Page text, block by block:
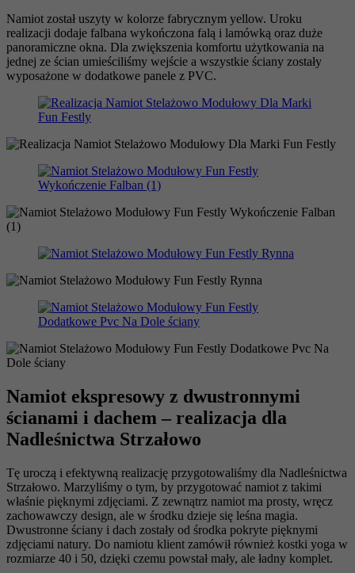
Namiot został uszyty w kolorze fabrycznym yellow. Uroku
realizacji dodaje falbana wykończona falą i lamówką oraz duże
panoramiczne okna. Dla zwiększenia komfortu użytkowania na
jednej ze ścian umieściliśmy wejście a wszystkie ściany zostały
wyposażone w dodatkowe panele z PVC.
Namiot ekspresowy z dwustronnymi
ścianami i dachem – realizacja dla
Nadleśnictwa Strzałowo
Tę uroczą i efektywną realizację przygotowaliśmy dla Nadleśnictwa
Strzałowo. Marzyliśmy o tym, by przygotować namiot z takimi
właśnie pięknymi zdjęciami. Z zewnątrz namiot ma prosty, wręcz
zachowawczy design, ale w środku dzieje się leśna magia.
Dwustronne ściany i dach zostały od środka pokryte pięknymi
zdjęciami natury. Do namiotu klient zamówił również kostki yoga w
rozmiarze 40 i 50, dzięki czemu powstał mały, ale ładny komplet.